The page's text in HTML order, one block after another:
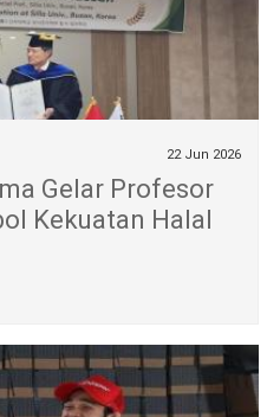
22 Jun 2026
Gelar Profesor
Kekuatan Halal